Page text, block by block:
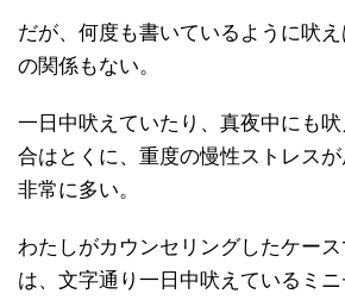
だが、何度も書いているように吠
の関係もない。
一日中吠えていたり、真夜中にも
合はとくに、重度の慢性ストレス
非常に多い。
わたしがカウンセリングしたケー
は、文字通り一日中吠えているミ